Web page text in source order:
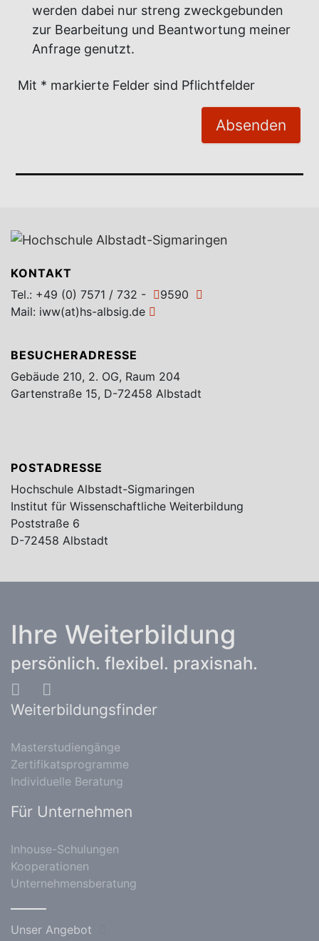
werden dabei nur streng zweckgebunden
zur Bearbeitung und Beantwortung meiner
Anfrage genutzt.
Mit * markierte Felder sind Pflichtfelder
KONTAKT
Tel.: +49 (0) 7571 / 732 -
9590
Mail: iww(at)hs-albsig.de
BESUCHERADRESSE
Gebäude 210, 2. OG, Raum 204
Gartenstraße 15, D-72458 Albstadt
POSTADRESSE
Hochschule Albstadt-Sigmaringen
Institut für Wissenschaftliche Weiterbildung
Poststraße 6
D-72458 Albstadt
Ihre Weiterbildung
persönlich. flexibel. praxisnah.
Weiterbildungsfinder
Masterstudiengänge
Zertifikatsprogramme
Individuelle Beratung
Für Unternehmen
Inhouse-Schulungen
Kooperationen
Unternehmensberatung
Unser Angebot